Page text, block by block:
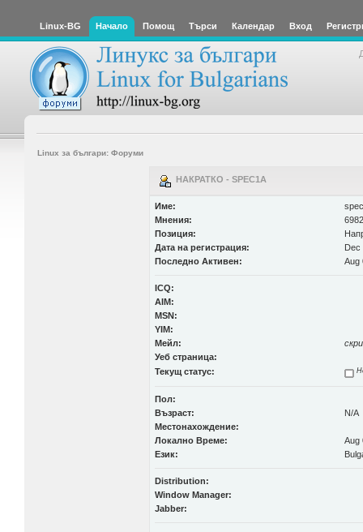
Linux-BG Начало Помощ Търси Календар Вход
Linux за българи: Форуми
НАКРАТКО - SPEC1A
Име:
Мнения:
Позиция:
Дата на регистрация:
Dec
Последно Активен:
Aug
ICQ:
AIM:
MSN:
YIM:
Мейл:
Уеб страница:
Текущ статус:
Пол:
Възраст:
N/A
Местонахождение:
Локално Време:
Aug
Език:
Distribution:
Window Manager:
Jabber: